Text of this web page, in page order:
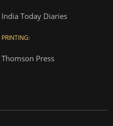
India Today Diaries
PRINTING:
Thomson Press